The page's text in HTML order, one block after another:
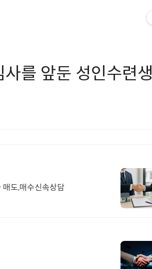
를 앞둔 성인수련생
도,매수신속상담